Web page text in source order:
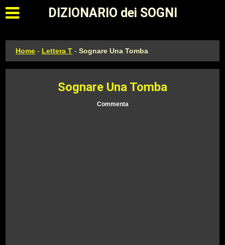
Apri il menu principale
DIZIONARIO dei SOGNI
Home - Lettera T -Sognare Una Tomba
Sognare Una Tomba
Commenta